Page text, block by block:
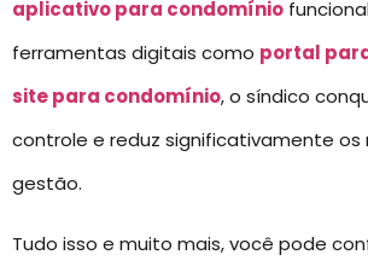
aplicativo para condomínio
ferramentas digitais como portal
site para condomínio, o síndico
controle e reduz significativamente os
gestão.
Tudo isso e muito mais, você pode